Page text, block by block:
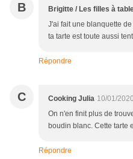
B Brigitte / Les filles à
J'ai fait une blanquette
ta tarte est toute aussi
Répondre
C Cooking Julia 10/01/
On n'en finit plus de
boudin blanc. Cette tarte
Répondre